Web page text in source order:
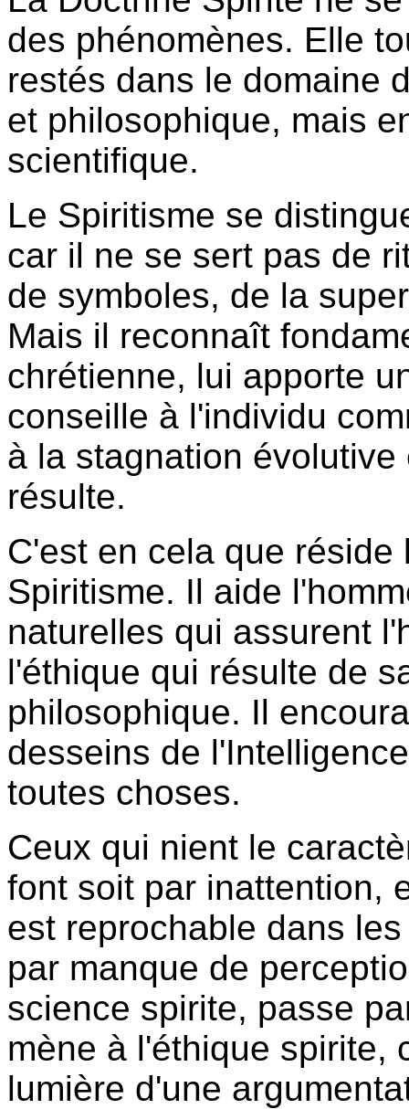
des phénomènes. Elle
restés dans le domaine
et philosophique, mais
scientifique.
Le Spiritisme se
car il ne se sert pas de
de symboles, de la
Mais il reconnaît
chrétienne, lui apporte
conseille à l'individu
à la stagnation
résulte.
C'est en cela que
Spiritisme. Il aide
naturelles qui assurent
l'éthique qui résulte de
philosophique. Il
desseins de
toutes choses.
Ceux qui nient le
font soit par inattention,
est reprochable dans
par manque de
science spirite, passe
mène à l'éthique spirite,
lumière d'une